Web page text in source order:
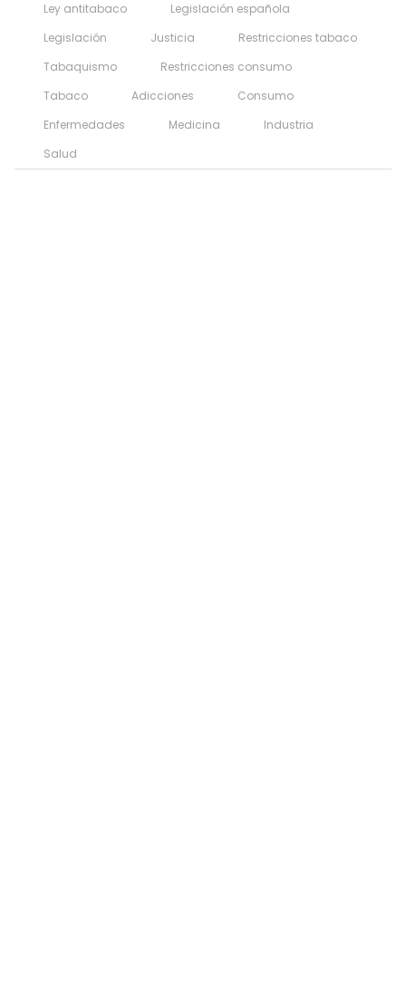
Ley antitabaco
Legislación española
Legislación
Justicia
Restricciones tabaco
Tabaquismo
Restricciones consumo
Tabaco
Adicciones
Consumo
Enfermedades
Medicina
Industria
Salud